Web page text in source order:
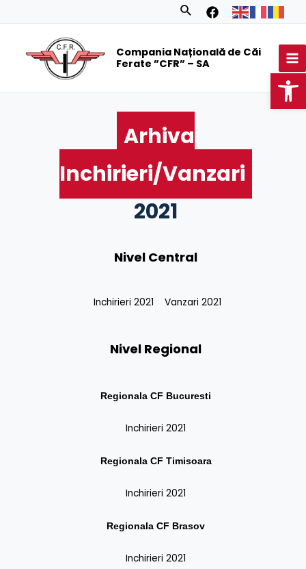
Search
Compania Națională de Căi
Ferate ”CFR” – SA
Arhiva
Inchirieri/Vanzari
2021
Nivel Central
Inchirieri 2021 Vanzari 2021
Nivel Regional
Regionala CF Bucuresti
Inchirieri 2021
Regionala CF Timisoara
Inchirieri 2021
Regionala CF Brasov
Inchirieri 2021